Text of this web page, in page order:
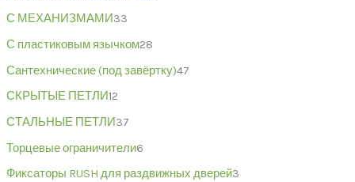
С МЕХАНИЗМАМИ33
С пластиковым язычком28
Сантехнические (под завёртку)47
СКРЫТЫЕ ПЕТЛИ12
СТАЛЬНЫЕ ПЕТЛИ37
Торцевые ограничители6
Фиксаторы RUSH для раздвижных дверей3